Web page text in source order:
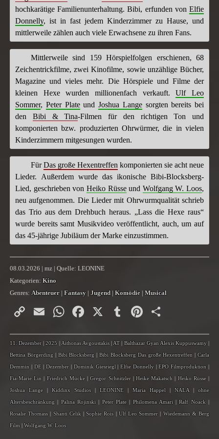
hochkarätige Familienunterhaltung. Bibi, erfunden von Elfie
Donnelly, ist in fast jedem Kinderzimmer zu Hause, und
mittlerweile zählen auch viele Erwachsene zu ihren Fans.
Mittlerweile sind 159 Hörspielfolgen erschienen, 68
Zeichentrickfilme, zwei Kinofilme, sowie unzählige Bücher,
Magazine und vieles mehr. Die Hörspiele und Filme der
kleinen Hexe wurden millionenfach verkauft.Ulf Leo
Sommer, Peter Plateund Joshua Langesorgten bereits bei
den Bibi & Tina-Filmen für den richtigen Ton und
komponierten bzw. produzierten Ohrwürmer, die in vielen
Kinderzimmern mitgesungen wurden.
FürDas große Hexentreffen komponierten sie acht neue
Lieder. Außerdem wurde das ikonische Bibi-Blocksberg-
Lied, geschrieben von Heiko Rüsseund Wolfgang W. Loos,
neu aufgenommen. Die Lieder mit Ohrwurmqualität schrieb
das Trio aus dem Drehbuch heraus. „Lass die Hexe raus“
wurde bereits samt Musikvideo veröffentlicht, auch, um auf
das 45-jährige Jubiläum der Marke einzustimmen.
08.03.2026 | mz | Quelle: LEONINE
Kategorien: Kino
Genres: Abenteuer| Fantasy | Jugend | Komödie | Musical
CopyEmailWhatsApp
Facebook
X TumblrPinterest
11. Dezember |2025 |Aithonas Avgoustakis|AT | Balthazar Gyan Alexis Kuppuswamy|
Bettina Börgerding| Bibi Blocksberg |Bibi Blocksberg Das große Hexentreffen |Carla
Demmin | DE|Dezember | Dominik Giesriegl|Elfie Donnelly|EPO Filmproduktion |
Fia-Marie Lin | Friedrich Mücke|Gregor Schnitzler| Heike Makatsch | Heiko Rüsse|
Joshua Lange | Kiddinx Studios| LEONINE | Maria Happel | NALA|ohne
Altersbeschränkung | Palina Rojinski| Peter Plate| Philomena Amari|Ralf Noack|
Rosalie Thomass| Shanti Celik|Sophie Rois| Ulf Leo Sommer |Wiedemann & Berg
Film |Wolfgang W. Loos